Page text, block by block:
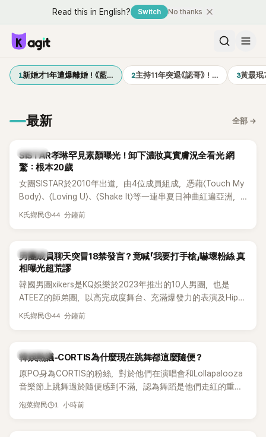
Read this in English? Switch No thanks
1新婚才1年遭爆離婚！《藍… 2主持11年突退《認哥》！… 3黃晸
最新 全部 →
K-POP
SISTAR孝琳罕見素顏曝光！卸下濃妝真實膚況全看光 網
驚：根本20歲
女團SISTAR於2010年出道，由4位成員組成，憑藉〈Touch My
Body〉、〈Loving U〉、〈Shake It〉等一連串夏日神曲紅遍亞洲，
獲封「夏日女王」。不過，團體在出道滿7年後宣布解散，成員各
不僅展現兩人多年不變的好交情，她幾乎素顏入鏡的真實模
樣，也意外掀起網友熱議。
K氏鄉民 44 分鐘前
K-POP
男團成員聊天突冒18禁發言？竟喊「我要打手槍」嚇壞粉絲 真
相曝光超荒謬
韓國男團xikers是KQ娛樂於2023年推出的10人男團，也是
ATEEZ的師弟團，以高完成度舞台、充滿爆發力的表演及Hip-
Hop風格聞名，出道後迅速累積大批海內外粉絲，近年也陸續
K氏鄉民 44 分鐘前
熱議討論
韓娛熱議-CORTIS為什麼現在跳舞都這麼隨便？
原PO身為CORTIS的粉絲，對於他們在演唱會和Lollapalooza
音樂節上跳舞過於隨便感到不滿，認為舞蹈是他們走紅的重要
原因，希望他們能更認真地表演。
泡菜鄉民 1 小時前